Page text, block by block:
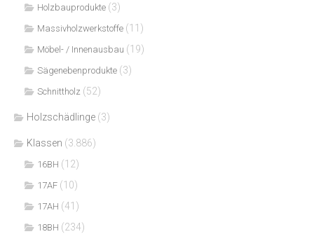
Holzbauprodukte (3)
Massivholzwerkstoffe (11)
Möbel- / Innenausbau (19)
Sägenebenprodukte (3)
Schnittholz (52)
Holzschädlinge (3)
Klassen (3.886)
16BH (12)
17AF (10)
17AH (41)
18BH (234)